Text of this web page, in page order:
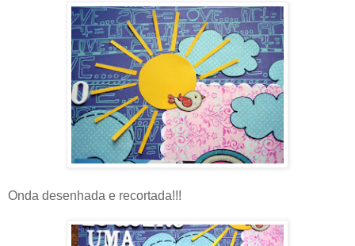
Onda desenhada e recortada!!!